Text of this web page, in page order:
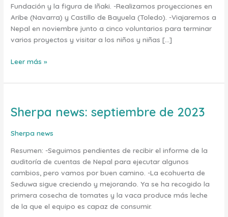
Fundación y la figura de Iñaki. -Realizamos proyecciones en
Aribe (Navarra) y Castillo de Bayuela (Toledo). -Viajaremos a
Nepal en noviembre junto a cinco voluntarios para terminar
varios proyectos y visitar a los niños y niñas […]
Leer más »
Sherpa news: septiembre de 2023
Sherpa news
Resumen: -Seguimos pendientes de recibir el informe de la
auditoría de cuentas de Nepal para ejecutar algunos
cambios, pero vamos por buen camino. -La ecohuerta de
Seduwa sigue creciendo y mejorando. Ya se ha recogido la
primera cosecha de tomates y la vaca produce más leche
de la que el equipo es capaz de consumir.
Sherpa
septiembre
2023